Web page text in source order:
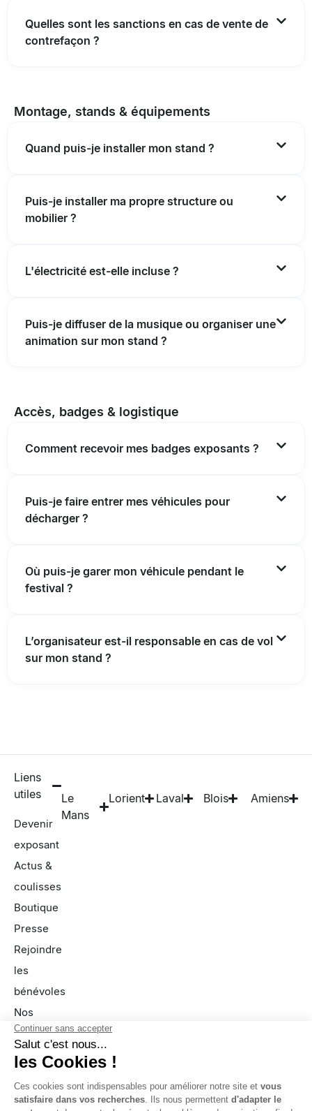
Quelles sont les sanctions en cas de vente de
contrefaçon ?
Montage, stands & équipements
Quand puis-je installer mon stand ?
Puis-je installer ma propre structure ou
mobilier ?
L'électricité est-elle incluse ?
Puis-je diffuser de la musique ou organiser une
animation sur mon stand ?
Accès, badges & logistique
Comment recevoir mes badges exposants ?
Puis-je faire entrer mes véhicules pour
décharger ?
Où puis-je garer mon véhicule pendant le
festival ?
L’organisateur est-il responsable en cas de vol
sur mon stand ?
Liens
utiles
Devenir
exposant
Actus &
coulisses
Boutique
Presse
Rejoindre
les
bénévoles
Nos
partenaires
FAQ
Nous
Le
Mans
Lorient Laval Blois Amiens